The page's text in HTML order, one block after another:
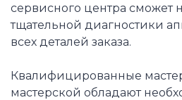
сервисного центра сможет
тщательной диагностики
всех деталей заказа.
Квалифицированные
мастерской обладают